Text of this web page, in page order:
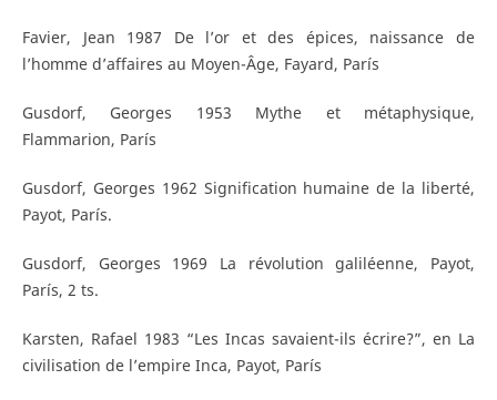
Favier, Jean 1987 De l’or et des épices, naissance de
l’homme d’affaires au Moyen-Âge, Fayard, París
Gusdorf, Georges 1953 Mythe et métaphysique,
Flammarion, París
Gusdorf, Georges 1962 Signification humaine de la liberté,
Payot, París.
Gusdorf, Georges 1969 La révolution galiléenne, Payot,
París, 2 ts.
Karsten, Rafael 1983 “Les Incas savaient-ils écrire?”, en La
civilisation de l’empire Inca, Payot, París